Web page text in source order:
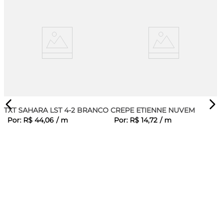
TXT SAHARA LST 4-2 BRANCO
Por: R$ 44,06 / m
CREPE ETIENNE NUVEM
Por: R$ 14,72 / m